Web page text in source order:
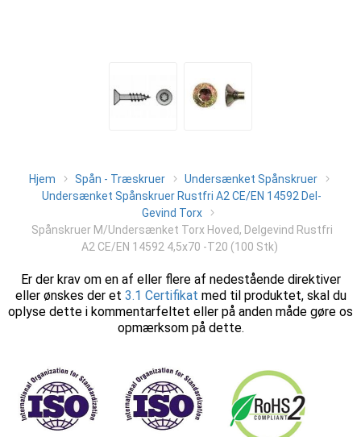
Hjem Spån - Træskruer
Undersænket Spånskruer
Undersænket Spånskruer Rustfri A2 CE/EN 14592 Del-
Gevind Torx
Spånskruer M/Undersænket Torx Hoved, Delgevind Rustfri
A2 CE/EN 14592 4,5x70 -T20 (100 Stk)
Er der krav om en af eller flere af nedestående direktiver
eller ønskes der et 3.1 Certifikat med til produktet, skal du
oplyse dette i kommentarfeltet eller på anden måde gøre os
opmærksom på dette.